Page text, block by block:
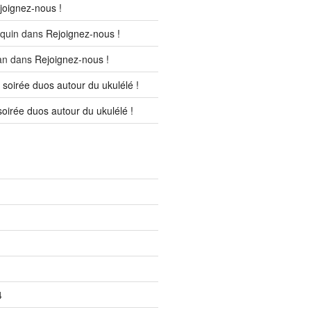
nous !
dans Rejoignez-nous !
dans Rejoignez-nous !
duos autour du ukulélé !
duos autour du ukulélé !